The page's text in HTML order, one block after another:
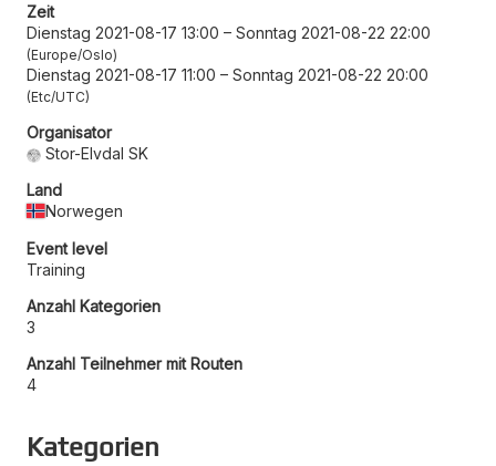
Zeit
Dienstag 2021-08-17 13:00 – Sonntag 2021-08-22 22:00
Europe/Oslo
Dienstag 2021-08-17 11:00 – Sonntag 2021-08-22 20:00
Etc/UTC
Organisator
Stor-Elvdal SK
Land
Norwegen
Event level
Training
Anzahl Kategorien
3
Anzahl Teilnehmer mit Routen
4
Kategorien